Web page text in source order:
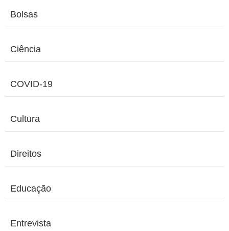
Bolsas
Ciência
COVID-19
Cultura
Direitos
Educação
Entrevista